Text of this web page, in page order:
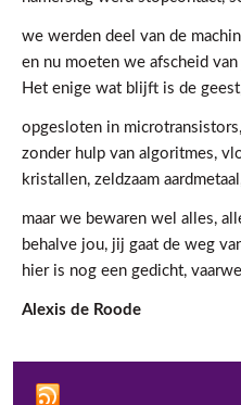
we werden deel van de
en nu moeten we afscheid van
Het enige wat blijft is de
opgesloten in
zonder hulp van algoritmes,
kristallen, zeldzaam
maar we bewaren wel alles,
behalve jou, jij gaat de weg
hier is nog een gedicht,
Alexis de Roode